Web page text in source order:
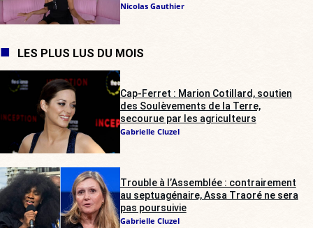
Nicolas Gauthier
LES PLUS LUS DU MOIS
Cap-Ferret : Marion Cotillard, soutien
des Soulèvements de la Terre,
secourue par les agriculteurs
Gabrielle Cluzel
Trouble à l’Assemblée : contrairement
au septuagénaire, Assa Traoré ne sera
pas poursuivie
Gabrielle Cluzel